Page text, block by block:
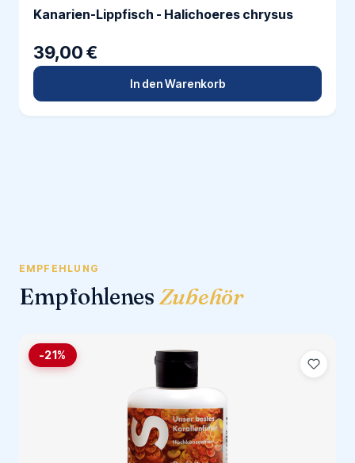
Kanarien-Lippfisch - Halichoeres chrysus
39,00 €
In den Warenkorb
EMPFEHLUNG
Empfohlenes Zubehör
-21%